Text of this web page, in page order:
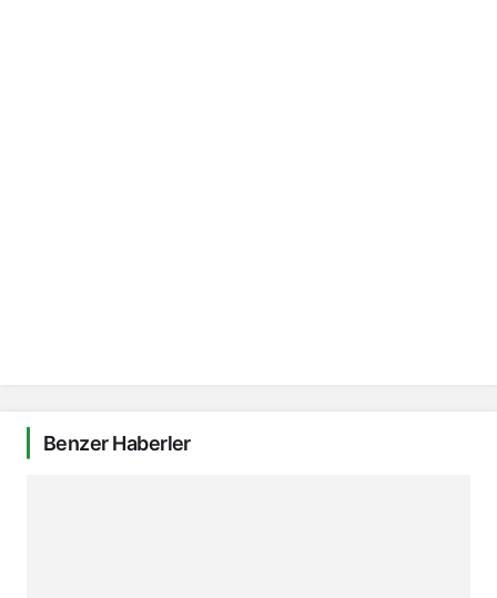
Benzer Haberler